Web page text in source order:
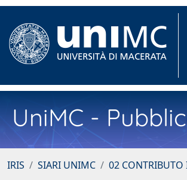
UniMC -
IRIS SIARI UNIMC 02